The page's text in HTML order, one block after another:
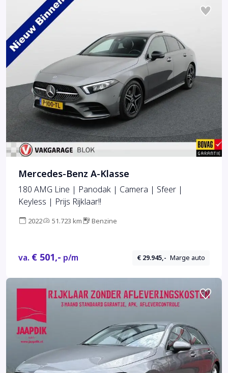
Mercedes-Benz A-Klasse
180 AMG Line | Panodak | Camera | Sfeer |
Keyless | Prijs Rijklaar!!
2022 51.723 km Benzine
va. € 501,- p/m € 29.945,- Marge auto